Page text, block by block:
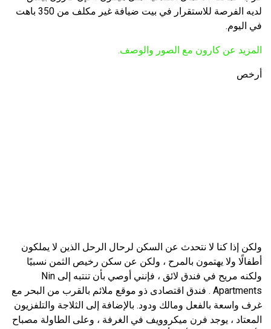
لديه الفرصة للاستقرار في بيت ضيافة غير مكلف من 350 باهت
في اليوم.
المزيد عن كارون مع الصور والوصف.
أرخص
ولكن إذا كنا لا نتحدث عن السكن لرحال الرحل الذين لا يملكون
أطفالًا ولا يهتمون بالمرح ، ولكن عن سكن رخيص الثمن نسبيًا
ولكنه مريح في فندق لائق ، فإنني أوصي بأن تنتبه إلى Nin
Apartments . فندق اقتصادى ذو موقع ملائم بالقرب من البحر مع
غرف واسعة بالفعل ومالك ودود. بالإضافة إلى الثلاجة والتلفزيون
المعتاد ، يوجد فرن ميكروويف في الغرفة ، وعلى الطاولة مصباح